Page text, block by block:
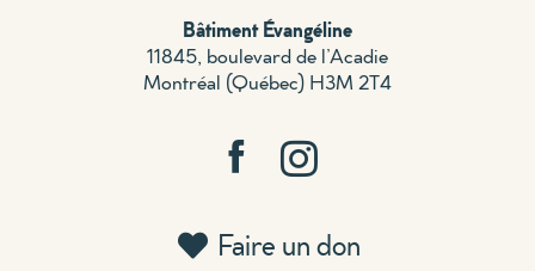
Bâtiment Évangéline
11845, boulevard de l’Acadie
Montréal (Québec) H3M 2T4
Faire un don